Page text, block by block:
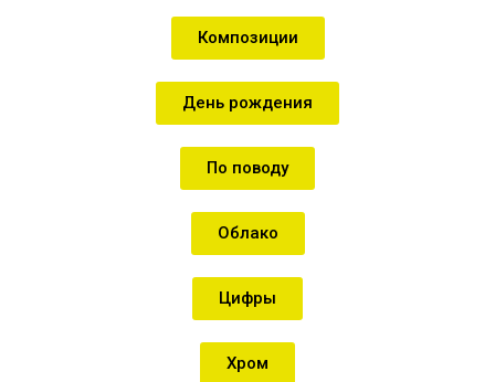
Композиции
День рождения
По поводу
Облако
Цифры
Хром